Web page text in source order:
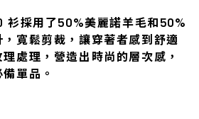
衫採用了50%美麗諾羊毛和50%
寬鬆剪裁，讓穿著者感到舒適
處理，營造出時尚的層次感，
單品。